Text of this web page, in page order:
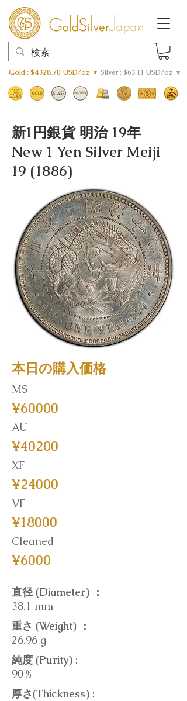
Gold : $4328.70 USD/oz ▼ Silver : $63.11 USD/oz ▼
新1円銀貨 明治 19年
New 1 Yen Silver Meiji
19 (1886)
本日の購入価格
MS
¥60000
AU
¥40200
XF
¥24000
VF
¥18000
Cleaned
¥6000
直径 (Diameter) ：
38.1 mm
重さ (Weight) ：
26.96 g
純度 (Purity) :
90 %
厚さ(Thickness) :